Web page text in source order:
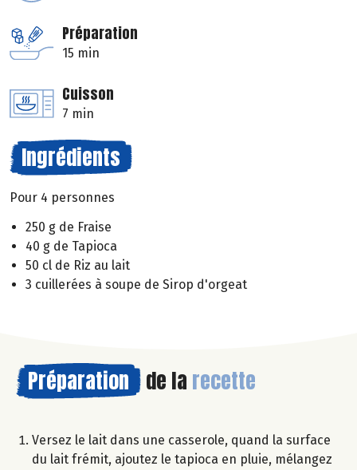
Préparation
15 min
Cuisson
7 min
Ingrédients
Pour 4 personnes
250 g de Fraise
40 g de Tapioca
50 cl de Riz au lait
3 cuillerées à soupe de Sirop d'orgeat
Préparation de la recette
Versez le lait dans une casserole, quand la surface
du lait frémit, ajoutez le tapioca en pluie, mélangez